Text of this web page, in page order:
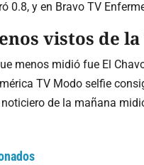
0.8, y en Bravo TV
vistos de la
menos midió fue El
TV Modo selfie
de la mañana